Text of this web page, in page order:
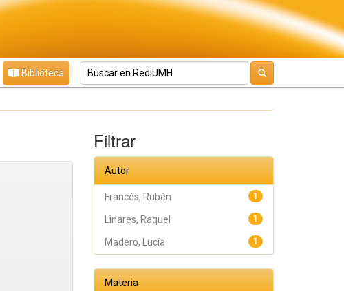
Biblioteca
Filtrar
Autor
1
Francés, Rubén
1
Linares, Raquel
1
Madero, Lucía
Materia